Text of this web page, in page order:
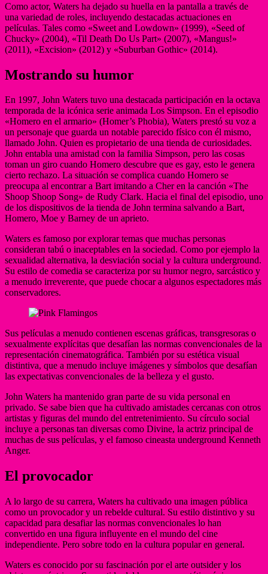
Como actor, Waters ha dejado su huella en la pantalla a través de
una variedad de roles, incluyendo destacadas actuaciones en
películas. Tales como «Sweet and Lowdown» (1999), «Seed of
Chucky» (2004), «Til Death Do Us Part» (2007), «Mangus!»
(2011), «Excision» (2012) y «Suburban Gothic» (2014).
Mostrando su humor
En 1997, John Waters tuvo una destacada participación en la octava
temporada de la icónica serie animada Los Simpson. En el episodio
«Homero en el armario» (Homer’s Phobia), Waters prestó su voz a
un personaje que guarda un notable parecido físico con él mismo,
llamado John. Quien es propietario de una tienda de curiosidades.
John entabla una amistad con la familia Simpson, pero las cosas
toman un giro cuando Homero descubre que es gay, esto le genera
cierto rechazo. La situación se complica cuando Homero se
preocupa al encontrar a Bart imitando a Cher en la canción «The
Shoop Shoop Song» de Rudy Clark. Hacia el final del episodio, uno
de los dispositivos de la tienda de John termina salvando a Bart,
Homero, Moe y Barney de un aprieto.
Waters es famoso por explorar temas que muchas personas
consideran tabú o inaceptables en la sociedad. Como por ejemplo la
sexualidad alternativa, la desviación social y la cultura underground.
Su estilo de comedia se caracteriza por su humor negro, sarcástico y
a menudo irreverente, que puede chocar a algunos espectadores más
conservadores.
Sus películas a menudo contienen escenas gráficas, transgresoras o
sexualmente explícitas que desafían las normas convencionales de la
representación cinematográfica. También por su estética visual
distintiva, que a menudo incluye imágenes y símbolos que desafían
las expectativas convencionales de la belleza y el gusto.
John Waters ha mantenido gran parte de su vida personal en
privado. Se sabe bien que ha cultivado amistades cercanas con otros
artistas y figuras del mundo del entretenimiento. Su círculo social
incluye a personas tan diversas como Divine, la actriz principal de
muchas de sus películas, y el famoso cineasta underground Kenneth
Anger.
El provocador
A lo largo de su carrera, Waters ha cultivado una imagen pública
como un provocador y un rebelde cultural. Su estilo distintivo y su
capacidad para desafiar las normas convencionales lo han
convertido en una figura influyente en el mundo del cine
independiente. Pero sobre todo en la cultura popular en general.
Waters es conocido por su fascinación por el arte outsider y los